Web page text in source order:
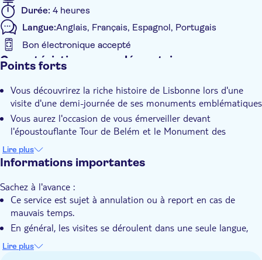
Durée: 4 heures
Langue:Anglais, Français, Espagnol, Portugais
Bon électronique accepté
Caractéristiques supplémentaires
Visite guidée
Groupe réduit
Bon numérique
Transport inclus
Points forts
Vous découvrirez la riche histoire de Lisbonne lors d'une
visite d'une demi-journée de ses monuments emblématiques
Vous aurez l'occasion de vous émerveiller devant
l'époustouflante Tour de Belém et le Monument des
Découvertes.
Vous verrez le monastère des Hiéronymites, classé au
patrimoine mondial de l'UNESCO.
Une visite du quartier animé et historique du Chiado, avec
ses bâtiments emblématiques, est incluse.
Votre visite comprend des vues panoramiques sur les places
et avenues emblématiques de Lisbonne
Lire plus
Informations importantes
Sachez à l'avance :
Ce service est sujet à annulation ou à report en cas de
mauvais temps.
En général, les visites se déroulent dans une seule langue,
mais il existe des cas où une ou plusieurs langues
supplémentaires peuvent être utilisées.
Lire plus